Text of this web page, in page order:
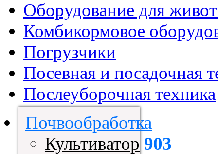
Оборудование для
Комбикормовое
Погрузчики
Посевная и посадочная
Послеуборочная техника
Почвообработка
Культиватор 903